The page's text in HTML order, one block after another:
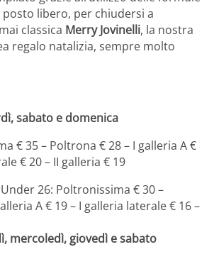
posto libero, per chiudersi a
classica Merry Jovinelli, la nostra
regalo natalizia, sempre molto
sabato e domenica
€ 35 – Poltrona € 28 – I galleria A €
€ 20 – II galleria € 19
26: Poltronissima € 30 –
A € 19 – I galleria laterale € 16 –
ì, mercoledì, giovedì e sabato